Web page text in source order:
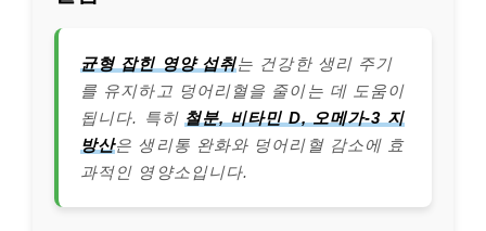
균형 잡힌 영양 섭취는 건강한 생리 주기
를 유지하고 덩어리혈을 줄이는 데 도움이
됩니다. 특히 철분, 비타민 D, 오메가-3 지
방산은 생리통 완화와 덩어리혈 감소에 효
과적인 영양소입니다.